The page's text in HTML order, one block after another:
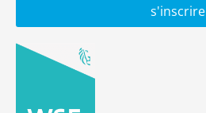
s'inscrire